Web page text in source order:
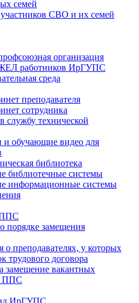
семей
СВО и их семей
организация
работников ИрГУПС
среда
преподавателя
сотрудника
службу технической
и обучающие видео для
библиотека
библиотечные системы
информационные системы
ППС
порядке замещения
преподавателях, у которых
трудового договора
замещение вакантных
ППС
ИрГУПС